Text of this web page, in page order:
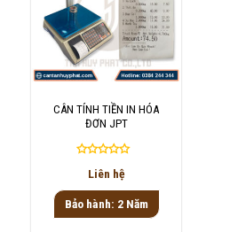
CÂN TÍNH TIỀN IN HÓA
ĐƠN JPT
Được
hạng
0
Liên hệ
Bảo hành: 2 Năm